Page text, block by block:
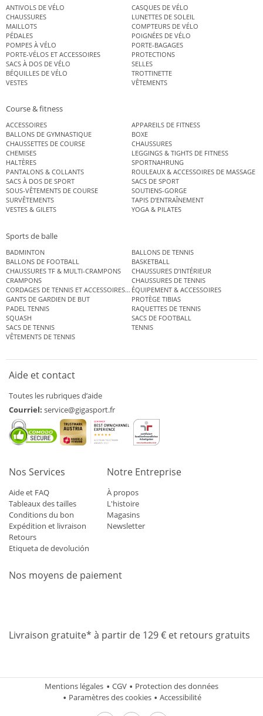
ANTIVOLS DE VÉLO
CASQUES DE VÉLO
CHAUSSURES
LUNETTES DE SOLEIL
MAILLOTS
COMPTEURS DE VÉLO
PÉDALES
POIGNÉES DE VÉLO
POMPES À VÉLO
PORTE-BAGAGES
PORTE-VÉLOS ET ACCESSOIRES
PROTECTIONS
SACS À DOS DE VÉLO
SELLES
BÉQUILLES DE VÉLO
TROTTINETTE
VESTES
VÊTEMENTS
Course & fitness
ACCESSOIRES
APPAREILS DE FITNESS
BALLONS DE GYMNASTIQUE
BOXE
CHAUSSETTES DE COURSE
CHAUSSURES
CHEMISES
LEGGINGS & TIGHTS DE FITNESS
HALTÈRES
SPORTNAHRUNG
PANTALONS & COLLANTS
ROULEAUX & ACCESSOIRES DE MASSAGE
SACS À DOS DE SPORT
SACS DE SPORT
SOUS-VÊTEMENTS DE COURSE
SOUTIENS-GORGE
SURVÊTEMENTS
TAPIS D’ENTRAÎNEMENT
VESTES & GILETS
YOGA & PILATES
Sports de balle
BADMINTON
BALLONS DE TENNIS
BALLONS DE FOOTBALL
BASKETBALL
CHAUSSURES TF & MULTI-CRAMPONS
CHAUSSURES D’INTÉRIEUR
CRAMPONS
CHAUSSURES DE TENNIS
CORDAGES DE TENNIS ET ACCESSOIRES DE TENNISÉQUIPEMENT & ACCESSOIRES
GANTS DE GARDIEN DE BUT
PROTÈGE TIBIAS
PADEL TENNIS
RAQUETTES DE TENNIS
SQUASH
SACS DE FOOTBALL
SACS DE TENNIS
TENNIS
VÊTEMENTS DE TENNIS
Aide et contact
Toutes les rubriques d’aide
Courriel: service@gigasport.fr
Nos Services
Aide et FAQ
Tableaux des tailles
Conditions du bon
Expédition et livraison
Retours
Etiqueta de devolución
Notre Entreprise
À propos
L'histoire
Magasins
Newsletter
Nos moyens de paiement
Livraison gratuite* à partir de 129 € et retours gratuits
Mentions légales CGV
Protection des données
Paramètres des cookies
Accessibilité